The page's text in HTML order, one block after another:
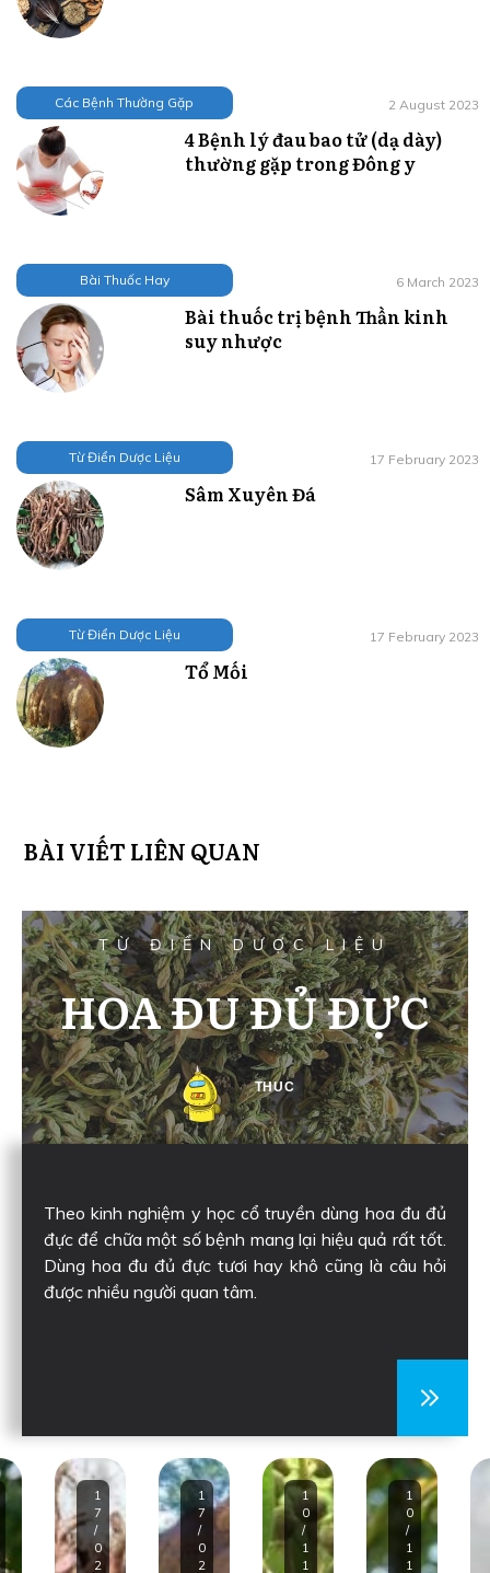
Các Bệnh Thường Gặp 2 August 2023
4 Bệnh lý đau bao tử (dạ dày)
thường gặp trong Đông y
Bài Thuốc Hay 6 March 2023
Bài thuốc trị bệnh Thần kinh
suy nhược
Từ Điển Dược Liệu 17 February 2023
Sâm Xuyên Đá
Từ Điển Dược Liệu 17 February 2023
Tổ Mối
BÀI VIẾT LIÊN QUAN
TỪ ĐIỂN DƯỢC LIỆU
HOA ĐU ĐỦ ĐỰC
THUC
Theo kinh nghiệm y học cổ truyền dùng hoa đu đủ
đực để chữa một số bệnh mang lại hiệu quả rất tốt.
Dùng hoa đu đủ đực tươi hay khô cũng là câu hỏi
được nhiều người quan tâm.
1
7
/
0
2
1
7
/
0
2
1
0
/
1
1
1
0
/
1
1